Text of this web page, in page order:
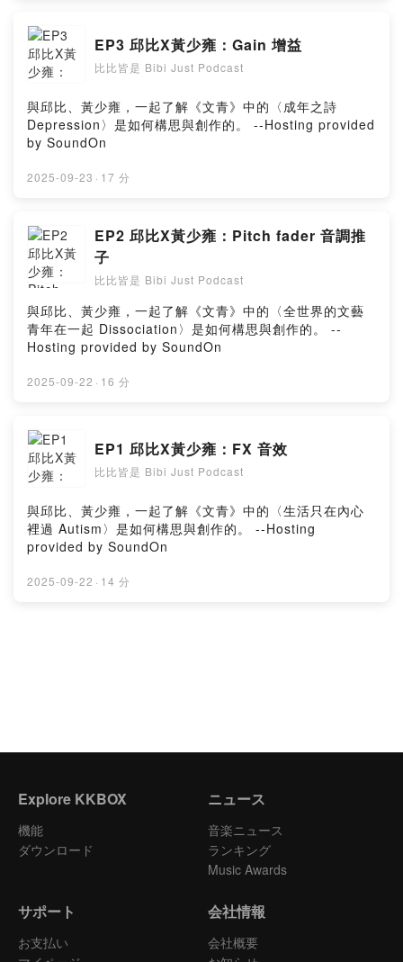
EP3 邱比X黃少雍：Gain 增益
比比皆是 Bibi Just Podcast
與邱比、黃少雍，一起了解《文青》中的〈成年之詩
Depression〉是如何構思與創作的。 --Hosting provided
by SoundOn
2025-09-23 · 17 分
EP2 邱比X黃少雍：Pitch fader 音調推
子
比比皆是 Bibi Just Podcast
與邱比、黃少雍，一起了解《文青》中的〈全世界的文藝
青年在一起 Dissociation〉是如何構思與創作的。 --
Hosting provided by SoundOn
2025-09-22 · 16 分
EP1 邱比X黃少雍：FX 音效
比比皆是 Bibi Just Podcast
與邱比、黃少雍，一起了解《文青》中的〈生活只在內心
裡過 Autism〉是如何構思與創作的。 --Hosting
provided by SoundOn
2025-09-22 · 14 分
Explore KKBOX
機能
ダウンロード
ニュース
音楽ニュース
ランキング
Music Awards
サポート
お支払い
会社情報
会社概要